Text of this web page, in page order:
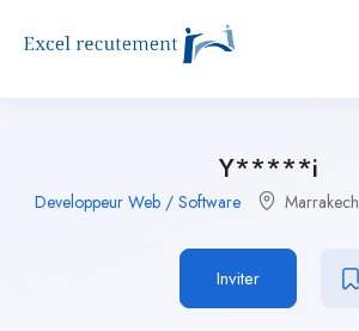
Y*****i
Developpeur Web / Software Marrakech
Inviter